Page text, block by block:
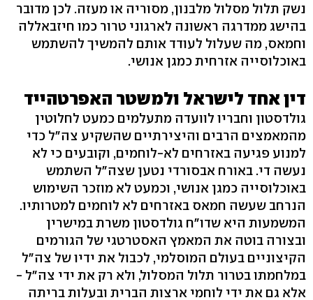
נשק תלול מסלול מלבנון, מסוריה או מעזה. לכן מדובר
בהישג ממדרגה ראשונה לארגוני טרור כמו חיזבאללה
וחמאס, מה שעלול לעודד אותם להמשיך להשתמש
באוכלוסייה אזרחית כמגן אנושי.
דין אחד לישראל ולמשטר האפרטהייד
גולדסטון וחבריו לוועדה מתעלמים כמעט לחלוטין
מהמאמצים הרבים והיצירתיים שהשקיע צה"ל כדי
למנוע פגיעה באזרחים לא-לוחמים, וקובעים כי לא
נעשה די. באורח אבסורדי נטען שצה"ל השתמש
באוכלוסייה כמגן אנושי, וכמעט לא מוזכר השימוש
הנרחב שעשה חמאס באזרחים לא לוחמים למטרותיו.
המשמעות היא שדו"ח גולדסטון משרת במישרין
ובצורה בוטה את המאמץ האסטרטגי של הגורמים
הקיצוניים בעולם המוסלמי, לכבול את ידיו של צה"ל
במלחמתו בטרור תלול המסלול, ולא רק את ידי צה"ל -
אלא גם את ידי לוחמי ארצות הברית ובעלות בריתה